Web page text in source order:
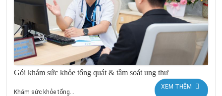
Gói khám sức khỏe tổng quát & tầm soát ung thư
Khám sức khỏe tổng...
XEM THÊM